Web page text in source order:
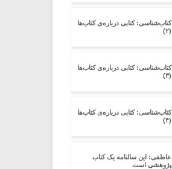
کتاب‌شناسی: کتابی درباره‌ی کتاب‌ها
(۲)
کتاب‌شناسی: کتابی درباره‌ی کتاب‌ها
(۳)
کتاب‌شناسی: کتابی درباره‌ی کتاب‌ها
(۴)
عاطفی: این سالنامه یک کتاب
پژوهشی است